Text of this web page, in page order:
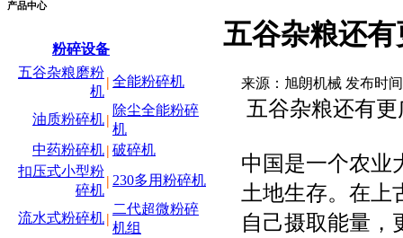
产品中心
粉碎设备
五谷杂粮磨粉
机
| 全能粉碎机
油质粉碎机|
除尘全能粉碎
机
中药粉碎机| 破碎机
扣压式小型粉
碎机
| 230多用粉碎机
流水式粉碎机|
二代超微粉碎
机组
五谷杂粮还
来源：旭朗机械 发布时间
五谷杂粮还有
中国是一个农业
土地生存。在上
自己摄取能量，